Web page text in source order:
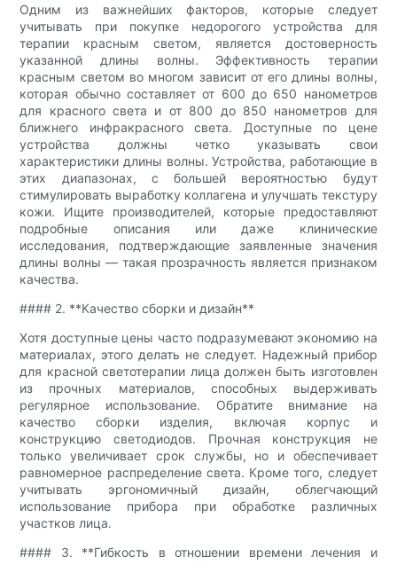
Одним из важнейших факторов, которые следует
учитывать при покупке недорогого устройства для
терапии красным светом, является достоверность
указанной длины волны. Эффективность терапии
красным светом во многом зависит от его длины волны,
которая обычно составляет от 600 до 650 нанометров
для красного света и от 800 до 850 нанометров для
ближнего инфракрасного света. Доступные по цене
устройства должны четко указывать свои
характеристики длины волны. Устройства, работающие в
этих диапазонах, с большей вероятностью будут
стимулировать выработку коллагена и улучшать текстуру
кожи. Ищите производителей, которые предоставляют
подробные описания или даже клинические
исследования, подтверждающие заявленные значения
длины волны — такая прозрачность является признаком
качества.
#### 2. **Качество сборки и дизайн**
Хотя доступные цены часто подразумевают экономию на
материалах, этого делать не следует. Надежный прибор
для красной светотерапии лица должен быть изготовлен
из прочных материалов, способных выдерживать
регулярное использование. Обратите внимание на
качество сборки изделия, включая корпус и
конструкцию светодиодов. Прочная конструкция не
только увеличивает срок службы, но и обеспечивает
равномерное распределение света. Кроме того, следует
учитывать эргономичный дизайн, облегчающий
использование прибора при обработке различных
участков лица.
#### 3. **Гибкость в отношении времени лечения и